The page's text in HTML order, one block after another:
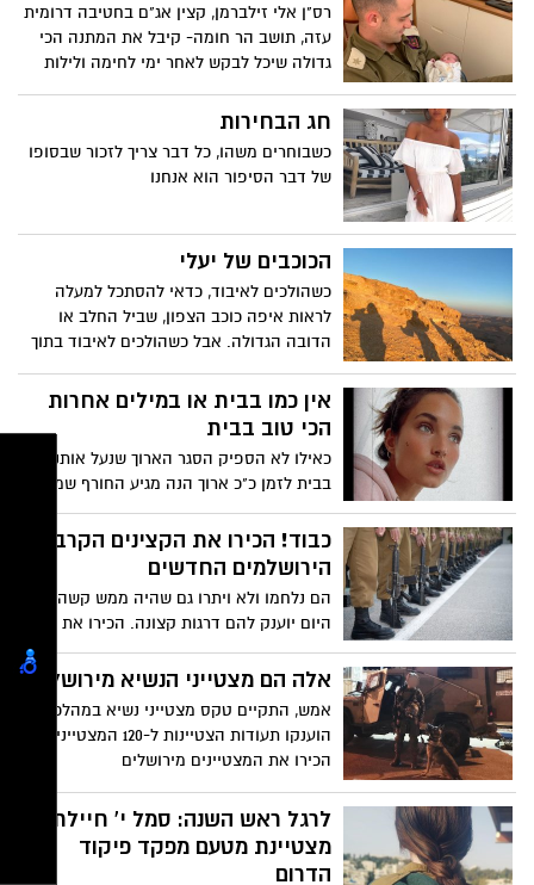
את האופק ומחפשות, כביכול, אחר אחותן
האובדת.
רס"ן אלי זילברמן, קצין אג"ם בחטיבה דרומית
עזה, תושב הר חומה- קיבל את המתנה הכי
גדולה שיכל לבקש לאחר ימי לחימה ולילות
חג הבחירות
כשבוחרים משהו, כל דבר צריך לזכור שבסופו
של דבר הסיפור הוא אנחנו
הכוכבים של יעלי
כשהולכים לאיבוד, כדאי להסתכל למעלה
לראות איפה כוכב הצפון, שביל החלב או
הדובה הגדולה. אבל כשהולכים לאיבוד בתוך
אין כמו בבית או במילים אחרות
הכי טוב בבית
כאילו לא הספיק הסגר הארוך שנעל אותנו
בבית לזמן כ"כ ארוך הנה מגיע החורף שמאיים
גם הוא לכלוא אותנו בבית או לפחות לגרום
לנו לא לצאת ממנו. אז מה עדיף קיץ? הרי
בקיץ נתגעגע לחורף וחוזר חלילה
כבוד! הכירו את הקצינים הקרביים
הירושלמים החדשים
הם נלחמו ולא ויתרו גם שהיה ממש קשה-
היום יוענק להם דרגות קצונה. הכירו את
הסיפורים המרגשים מאחורי הקצינים
הירושלמים
אלה הם מצטייני הנשיא מירושלים
אמש, התקיים טקס מצטייני נשיא במהלכו
הוענקו תעודות הצטיינות ל-120 המצטיינים,
הכירו את המצטיינים מירושלים
לרגל ראש השנה: סמל י' חיילת
מצטיינת מטעם מפקד פיקוד
הדרום